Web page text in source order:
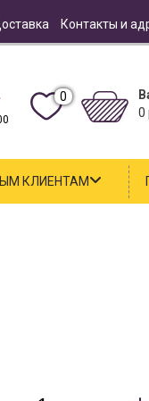
Контакты и
0
0
КЛИЕНТАМ